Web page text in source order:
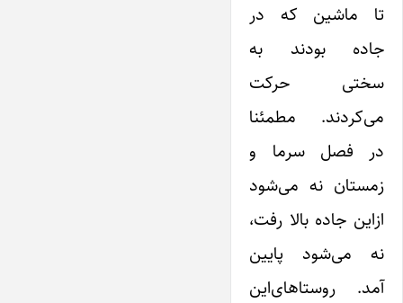
تا ماشین که در
جاده بودند به
سختی حرکت
می‌کردند. مطمئنا
در فصل سرما و
زمستان نه می‌شود
از‌این جاده بالا رفت،
نه می‌شود پایین
آمد. روستاهای‌این